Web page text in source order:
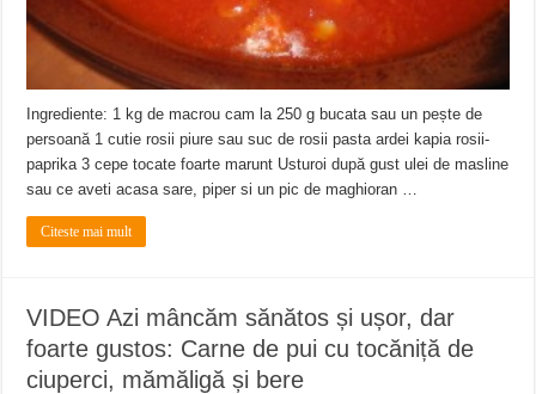
Ingrediente: 1 kg de macrou cam la 250 g bucata sau un pește de
persoană 1 cutie rosii piure sau suc de rosii pasta ardei kapia rosii-
paprika 3 cepe tocate foarte marunt Usturoi după gust ulei de masline
sau ce aveti acasa sare, piper si un pic de maghioran …
Citeste mai mult
VIDEO Azi mâncăm sănătos și ușor, dar
foarte gustos: Carne de pui cu tocăniță de
ciuperci, mămăligă și bere